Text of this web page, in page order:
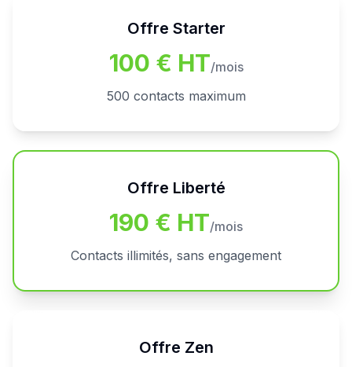
Offre Starter
100 € HT/mois
500 contacts maximum
Offre Liberté
190 € HT/mois
Contacts illimités, sans engagement
Offre Zen